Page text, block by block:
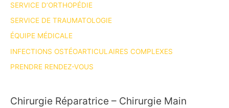
SERVICE D’ORTHOPÉDIE
SERVICE DE TRAUMATOLOGIE
ÉQUIPE MÉDICALE
INFECTIONS OSTÉOARTICULAIRES COMPLEXES
PRENDRE RENDEZ-VOUS
Chirurgie Réparatrice – Chirurgie Main